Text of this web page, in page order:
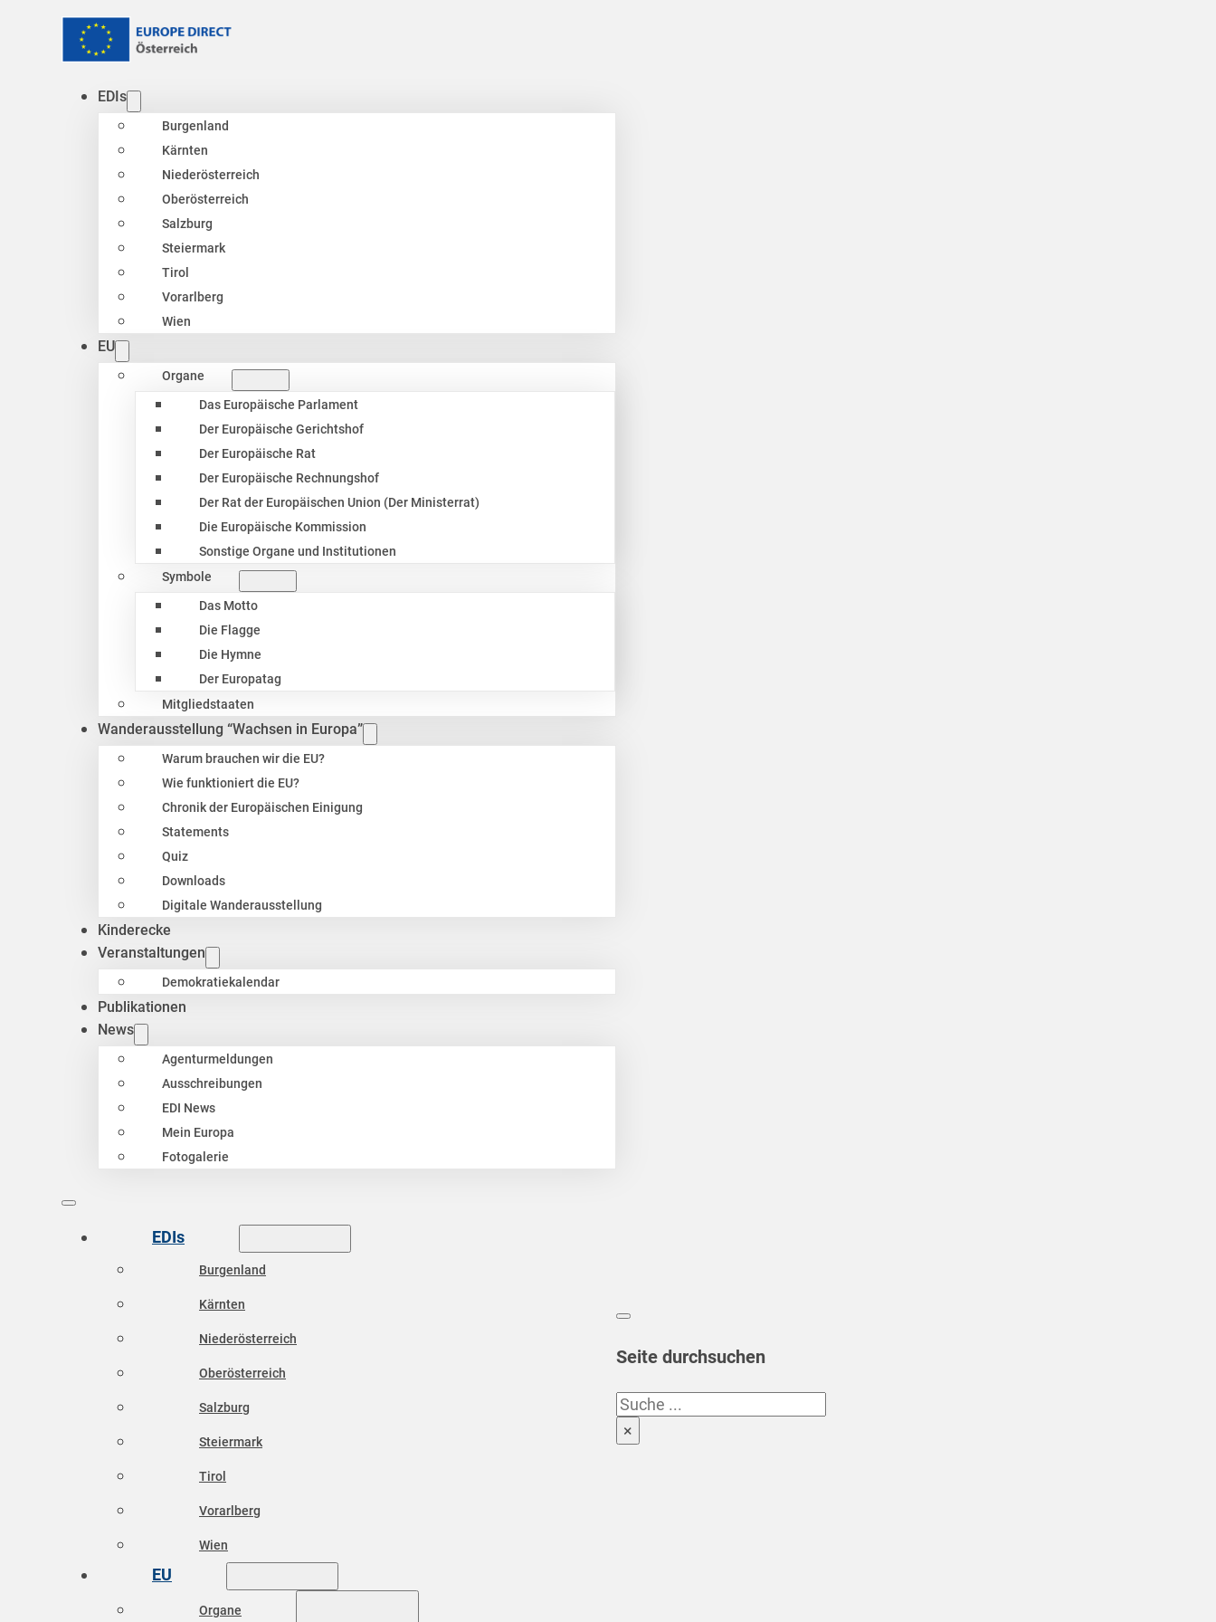
EDIs
Burgenland
Kärnten
Niederösterreich
Oberösterreich
Salzburg
Steiermark
Tirol
Vorarlberg
Wien
EU
Organe
Das Europäische Parlament
Der Europäische Gerichtshof
Der Europäische Rat
Der Europäische Rechnungshof
Der Rat der Europäischen Union (Der Ministerrat)
Die Europäische Kommission
Sonstige Organe und Institutionen
Symbole
Das Motto
Die Flagge
Die Hymne
Der Europatag
Mitgliedstaaten
Wanderausstellung “Wachsen in Europa”
Warum brauchen wir die EU?
Wie funktioniert die EU?
Chronik der Europäischen Einigung
Statements
Quiz
Downloads
Digitale Wanderausstellung
Kinderecke
Veranstaltungen
Demokratiekalendar
Publikationen
News
Agenturmeldungen
Ausschreibungen
EDI News
Mein Europa
Fotogalerie
EDIs
Burgenland
Kärnten
Niederösterreich
Oberösterreich
Salzburg
Steiermark
Tirol
Vorarlberg
Wien
EU
Organe
Seite durchsuchen
Suchen
×